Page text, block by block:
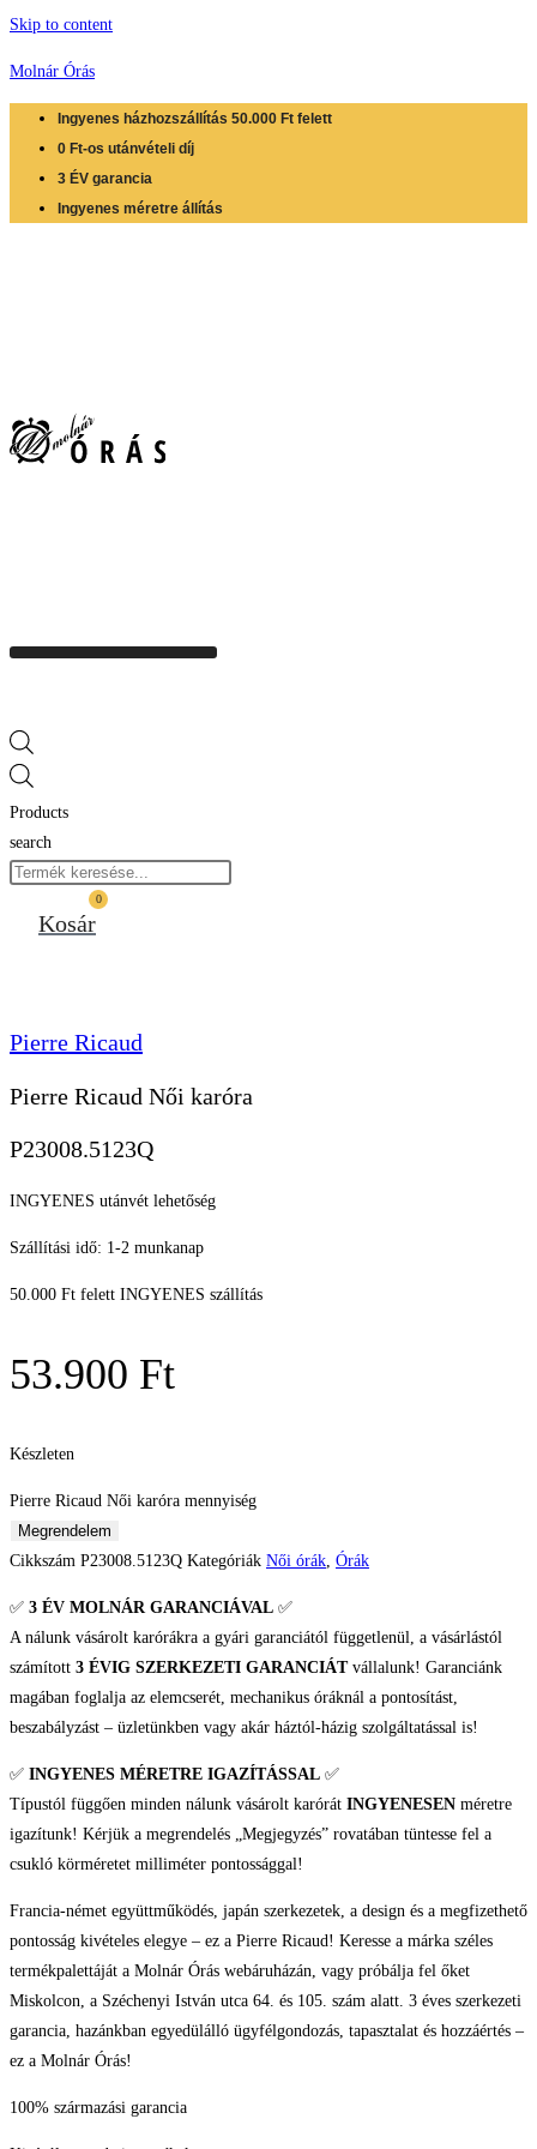
Skip to content
Molnár Órás
Ingyenes házhozszállítás 50.000 Ft felett
0 Ft-os utánvételi díj
3 ÉV garancia
Ingyenes méretre állítás
Products
search
0
Kosár
Pierre Ricaud
Pierre Ricaud Női karóra
P23008.5123Q
INGYENES utánvét lehetőség
Szállítási idő: 1-2 munkanap
50.000 Ft felett INGYENES szállítás
53.900 Ft
Készleten
Pierre Ricaud Női karóra mennyiség
Megrendelem
Cikkszám P23008.5123Q Kategóriák Női órák, Órák
✅ 3 ÉV MOLNÁR GARANCIÁVAL ✅
A nálunk vásárolt karórákra a gyári garanciától függetlenül, a vásárlástól
számított 3 ÉVIG SZERKEZETI GARANCIÁTvállalunk! Garanciánk
magában foglalja az elemcserét, mechanikus óráknál a pontosítást,
beszabályzást – üzletünkben vagy akár háztól-házig szolgáltatással is!
✅ INGYENES MÉRETRE IGAZÍTÁSSAL ✅
Típustól függően minden nálunk vásárolt karórát INGYENESEN méretre
igazítunk! Kérjük a megrendelés „Megjegyzés” rovatában tüntesse fel a
csukló körméretet milliméter pontossággal!
Francia-német együttműködés, japán szerkezetek, a design és a megfizethető
pontosság kivételes elegye – ez a Pierre Ricaud! Keresse a márka széles
termékpalettáját a Molnár Órás webáruházán, vagy próbálja fel őket
Miskolcon, a Széchenyi István utca 64. és 105. szám alatt. 3 éves szerkezeti
garancia, hazánkban egyedülálló ügyfélgondozás, tapasztalat és hozzáértés –
ez a Molnár Órás!
100% származási garancia